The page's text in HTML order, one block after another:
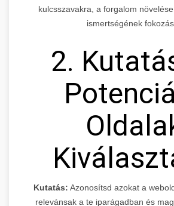
kulcsszavakra, a forgalom
ismertségének
2.
Kutatás: Azonosítsd azokat a
relevánsak a te iparágadban és